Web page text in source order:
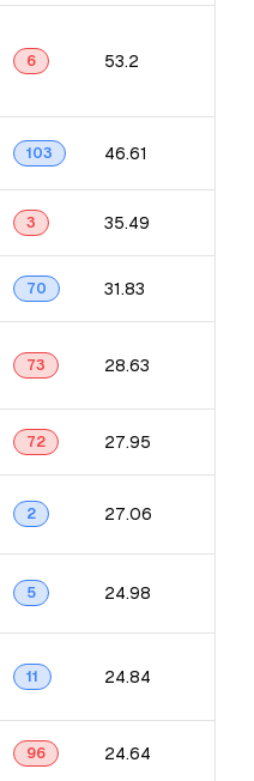
6 53.2
103 46.61
3 35.49
70 31.83
73 28.63
72 27.95
2 27.06
5 24.98
11 24.84
96 24.64